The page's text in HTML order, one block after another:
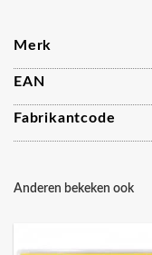
Merk
EAN
Fabrikantcode
Anderen bekeken ook